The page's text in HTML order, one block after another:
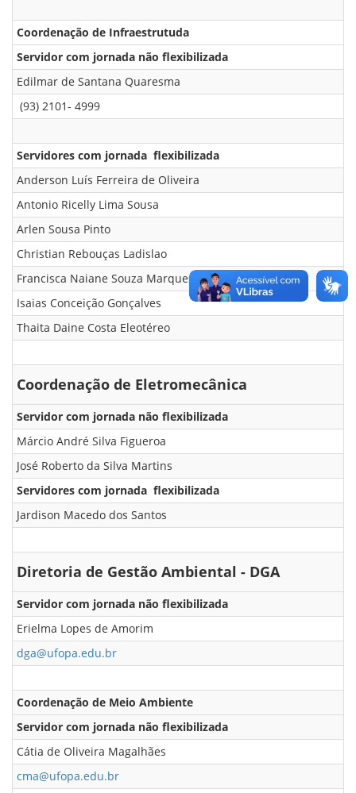
Coordenação de Infraestrutuda
Servidor com jornada não flexibilizada
Edilmar de Santana Quaresma
(93) 2101- 4999
Servidores com jornada flexibilizada
Anderson Luís Ferreira de Oliveira
Antonio Ricelly Lima Sousa
Arlen Sousa Pinto
Christian Rebouças Ladislao
Francisca Naiane Souza Marques
Isaias Conceição Gonçalves
Thaita Daine Costa Eleotéreo
Coordenação de Eletromecânica
Servidor com jornada não flexibilizada
Márcio André Silva Figueroa
José Roberto da Silva Martins
Servidores com jornada flexibilizada
Jardison Macedo dos Santos
Diretoria de Gestão Ambiental - DGA
Servidor com jornada não flexibilizada
Erielma Lopes de Amorim
dga@ufopa.edu.br
Coordenação de Meio Ambiente
Servidor com jornada não flexibilizada
Cátia de Oliveira Magalhães
cma@ufopa.edu.br